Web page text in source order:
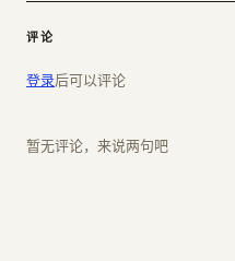
评论
登录后可以评论
暂无评论，来说两句吧